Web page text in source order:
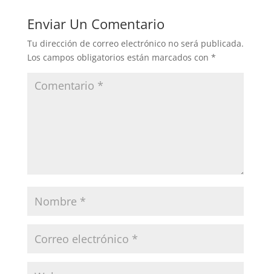
Enviar Un Comentario
Tu dirección de correo electrónico no será publicada.
Los campos obligatorios están marcados con *